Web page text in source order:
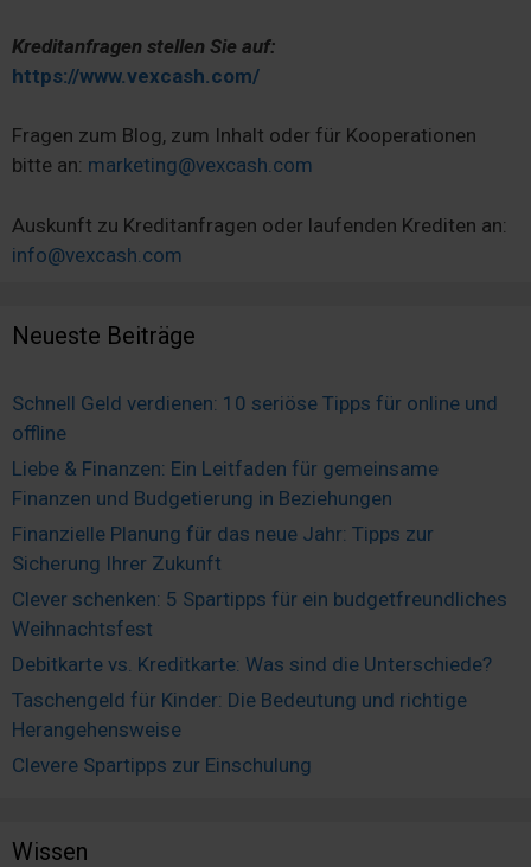
Kreditanfragen stellen Sie auf:
https://www.vexcash.com/
Fragen zum Blog, zum Inhalt oder für Kooperationen
bitte an: marketing@vexcash.com
Auskunft zu Kreditanfragen oder laufenden Krediten an:
info@vexcash.com
Neueste Beiträge
Schnell Geld verdienen: 10 seriöse Tipps für online und
offline
Liebe & Finanzen: Ein Leitfaden für gemeinsame
Finanzen und Budgetierung in Beziehungen
Finanzielle Planung für das neue Jahr: Tipps zur
Sicherung Ihrer Zukunft
Clever schenken: 5 Spartipps für ein budgetfreundliches
Weihnachtsfest
Debitkarte vs. Kreditkarte: Was sind die Unterschiede?
Taschengeld für Kinder: Die Bedeutung und richtige
Herangehensweise
Clevere Spartipps zur Einschulung
Wissen